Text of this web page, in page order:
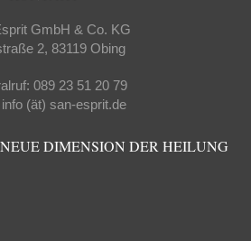
GmbH & Co. KG
2, 83119 Obing
089 23 51 20 79
(ät) san-esprit.de
DIMENSION DER HEILUNG